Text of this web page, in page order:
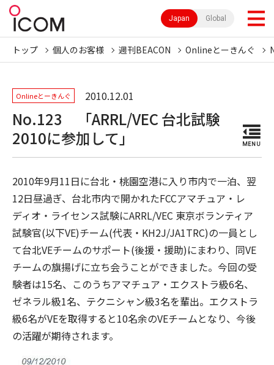
Japan Global
トップ 個人のお客様 週刊BEACON Onlineとーきんぐ
Onlineとーきんぐ 2010.12.01
No.123 「ARRL/VEC 台北試験
2010に参加して」
MENU
2010年9月11日に台北・桃園空港に入り市内で一泊、翌
12日昼過ぎ、台北市内で開かれたFCCアマチュア・レ
ディオ・ライセンス試験にARRL/VEC 東京ボランティア
試験官(以下VE)チーム(代表・KH2J/JA1TRC)の一員とし
て台北VEチームのサポート(後援・援助)にまわり、同VE
チームの旗揚げに立ち会うことができました。今回の受
験者は15名、このうちアマチュア・エクストラ級6名、
ゼネラル級1名、テクニシャン級3名を輩出。エクストラ
級6名がVEを取得すると10名余のVEチームとなり、今後
の活躍が期待されます。